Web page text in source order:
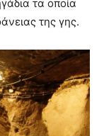
τα οποία
της γης.